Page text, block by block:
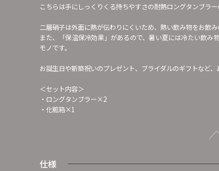
こちらは手にしっくりくる持ちやすさの耐熱ロングタンブラ
二層硝子は外面に熱が伝わりにくいため、熱い飲み物をお飲
また、「保温保冷効果」があるので、暑い夏には冷たい飲
モノです。
お誕生日や新築祝いのプレゼント、ブライダルのギフトなど
＜セット内容＞
・ロングタンブラー×2
・化粧箱×1
仕様